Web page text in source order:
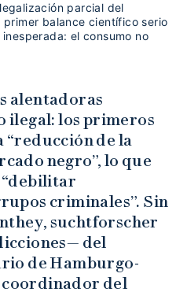
parcial del
primer balance científico serio
el consumo no
alentadoras
ilegal: los primeros
“reducción de la
negro”, lo que
criminales”. Sin
suchtforscher
del
de Hamburgo-
del